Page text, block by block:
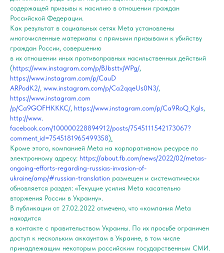
содержащей призывы к насилию в отношении граждан
Российской Федерации.
Как результат в социальных сетях Meta установлены
многочисленные материалы с прямыми призывами к убийству
граждан России, совершению
в их отношении иных противоправных насильственных действий
(https://www.instagram.com/p/BJbsttvjWPg/,
https://www.instagram.com/p/CauD
ARPodK2/, www.instagram.com/p/Ca2qqeUs0N3/,
https://www.instagram.com
/p/Ca9GOFHKKKC/, https://www.instagram.com/p/Ca9RoQ_Kgls,
http://www.
facebook.com/100000228894912/posts/7545111542173067?
comment_id=7545181965499358).
Кроме этого, компанией Meta на корпоративном ресурсе по
электронному адресу: https://about.fb.com/news/2022/02/metas-
ongoing-efforts-regarding-russias-invasion-of-
ukraine/amp/#russian-translation размещен и систематически
обновляется раздел: «Текущие усилия Meta касательно
вторжения России в Украину».
В публикации от 27.02.2022 отмечено, что «компания Meta
находится
в контакте с правительством Украины. По их просьбе ограничен
доступ к нескольким аккаунтам в Украине, в том числе
принадлежащим некоторым российским государственным СМИ.